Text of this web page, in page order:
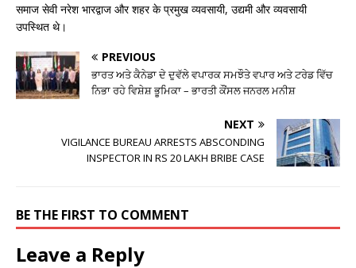
समाज सेवी नरेश भारद्वाज और शहर के प्रमुख व्यवसायी, उद्यमी और व्यवसायी
उपस्थित थे।
PREVIOUS
ਭਾਰਤ ਅਤੇ ਕੈਨੇਡਾ ਦੇ ਦੁਵੱਲੇ ਵਪਾਰਕ ਸਮਝੌਤੇ ਵਪਾਰ ਅਤੇ ਟਰੇਡ ਵਿੱਚ
ਨਿਭਾ ਰਹੇ ਵਿਸ਼ੇਸ਼ ਭੂਮਿਕਾ – ਭਾਰਤੀ ਕੌਂਸਲ ਜਨਰਲ ਮਨੀਸ਼
NEXT
VIGILANCE BUREAU ARRESTS ABSCONDING
INSPECTOR IN RS 20 LAKH BRIBE CASE
BE THE FIRST TO COMMENT
Leave a Reply